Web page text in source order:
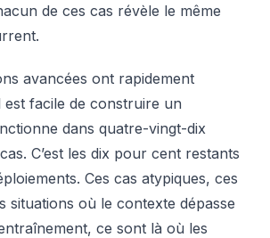
de ces cas révèle le même
avancées ont rapidement
est facile de construire un
dans quatre-vingt-dix
C’est les dix pour cent restants
Ces cas atypiques, ces
situations où le contexte dépasse
ce sont là où les